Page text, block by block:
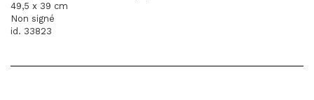
49,5 x 39 cm
Non signé
id. 33823